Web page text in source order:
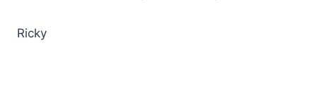
Ricky